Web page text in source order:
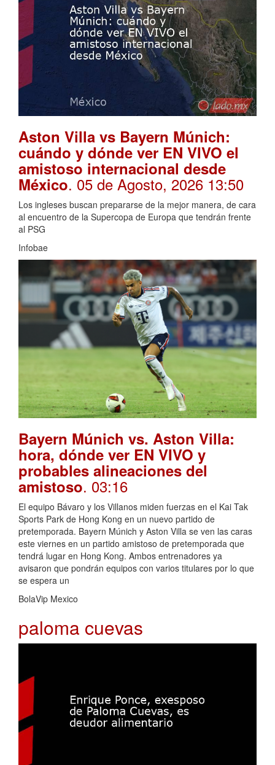
Aston Villa vs Bayern Múnich:
cuándo y dónde ver EN VIVO el
amistoso internacional desde
México. 05 de Agosto, 2026 13:50
Los ingleses buscan prepararse de la mejor manera, de cara
al encuentro de la Supercopa de Europa que tendrán frente
al PSG
Infobae
Bayern Múnich vs. Aston Villa:
hora, dónde ver EN VIVO y
probables alineaciones del
amistoso. 03:16
El equipo Bávaro y los Villanos miden fuerzas en el Kai Tak
Sports Park de Hong Kong en un nuevo partido de
pretemporada. Bayern Múnich y Aston Villa se ven las caras
este viernes en un partido amistoso de pretemporada que
tendrá lugar en Hong Kong. Ambos entrenadores ya
avisaron que pondrán equipos con varios titulares por lo que
se espera un
BolaVip Mexico
paloma cuevas